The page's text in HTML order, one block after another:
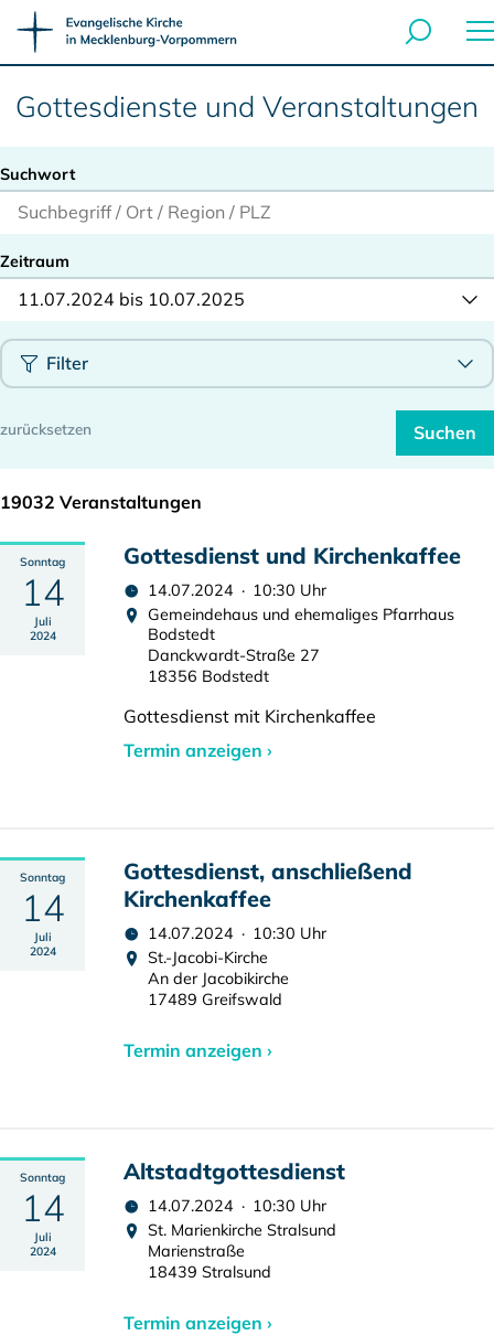
Gottesdienste und Veranstaltungen
Suchwort
Zeitraum
11.07.2024 bis 10.07.2025
Filter
19032 Veranstaltungen
Sonntag
14
Juli
2024
Gottesdienst und Kirchenkaffee
14.07.2024 · 10:30 Uhr
Gemeindehaus und ehemaliges Pfarrhaus
Bodstedt
Danckwardt-Straße 27
18356 Bodstedt
Gottesdienst mit Kirchenkaffee
Termin anzeigen ›
Sonntag
14
Juli
2024
Gottesdienst, anschließend
Kirchenkaffee
14.07.2024 · 10:30 Uhr
St.-Jacobi-Kirche
An der Jacobikirche
17489 Greifswald
Termin anzeigen ›
Sonntag
14
Juli
2024
Altstadtgottesdienst
14.07.2024 · 10:30 Uhr
St. Marienkirche Stralsund
Marienstraße
18439 Stralsund
Termin anzeigen ›